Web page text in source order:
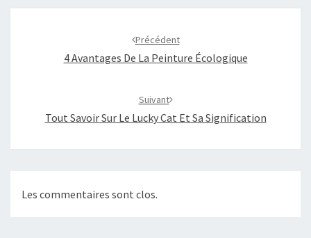
Précédent
4 Avantages De La Peinture Écologique
Suivant
Tout Savoir Sur Le Lucky Cat Et Sa Signification
Les commentaires sont clos.